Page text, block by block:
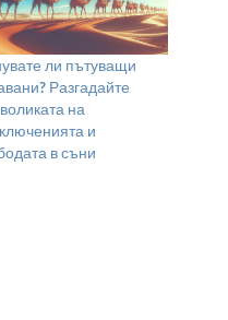
ли пътуващи
Разгадайте
на
и
в съни